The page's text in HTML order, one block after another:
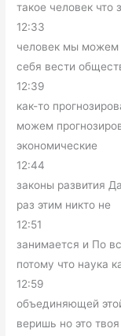
такое человек что
12:33
человек мы можем
себя вести
12:39
как-то
можем
экономические
12:44
законы развития
раз этим никто не
12:51
занимается и По
потому что наука
12:59
объединяющей
веришь но это